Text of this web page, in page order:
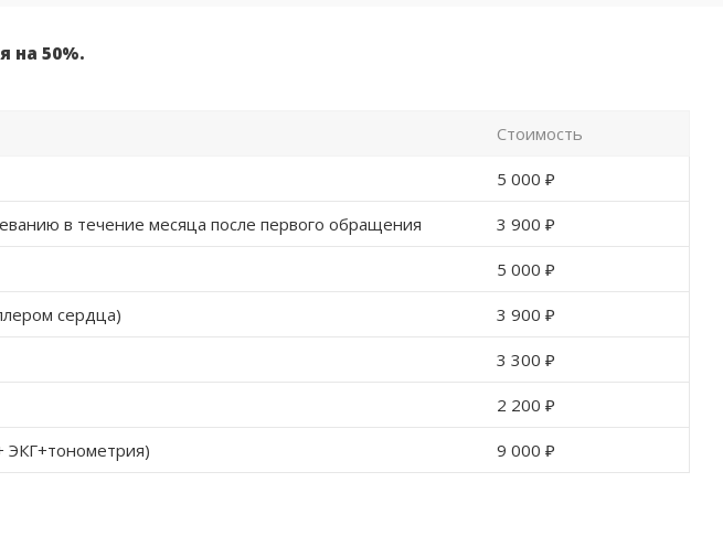
на 50%.
Стоимость
5 000 ₽
в течение месяца после первого обращения 3 900 ₽
5 000 ₽
сердца) 3 900 ₽
3 300 ₽
2 200 ₽
9 000 ₽